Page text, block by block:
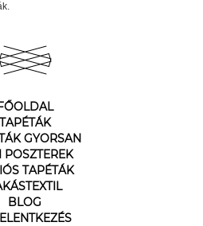
TAPÉTÁK
GYORSAN
POSZTEREK
TAPÉTÁK
BLOG